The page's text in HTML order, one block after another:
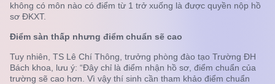
không có môn nào có điểm từ 1 trở xuống là được quyền nộp hồ
sơ ĐKXT.
Điểm sàn thấp nhưng điểm chuẩn sẽ cao
Tuy nhiên, TS Lê Chí Thông, trưởng phòng đào tạo Trường ĐH
Bách khoa, lưu ý: “Đây chỉ là điểm nhận hồ sơ, điểm chuẩn của
trường sẽ cao hơn. Vì vậy thí sinh cần tham khảo điểm chuẩn